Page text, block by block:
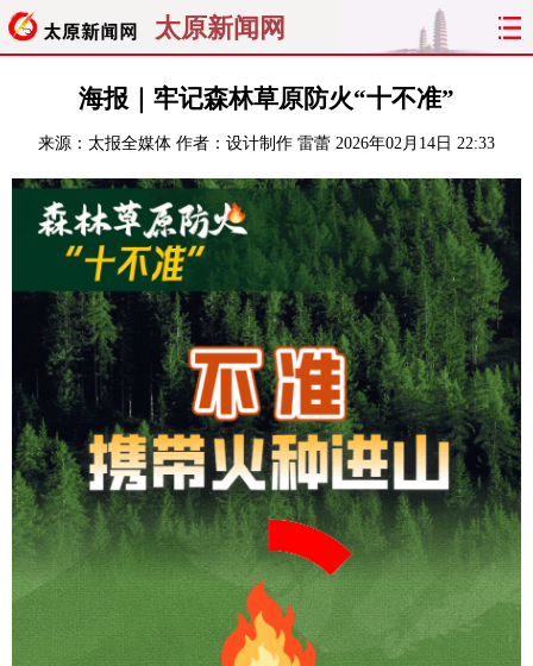
太原新闻网
首页 聚焦 太原 山西
经济 关注 文明 出行
纵横 曝光 综合 专题
旅游 理财 政务 教育
看天下 晋月读 最太原 网罗民生
太原日报 太原晚报 热评 社区
海报｜牢记森林草原防火“十不准”
来源： 太报全媒体 作者：设计制作 雷蕾 2026年02月14日 22:33